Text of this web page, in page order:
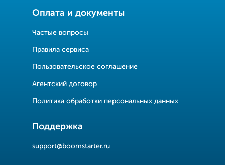
Оплата и документы
Частые вопросы
Правила сервиса
Пользовательское соглашение
Агентский договор
Политика обработки персональных данных
Поддержка
support@boomstarter.ru